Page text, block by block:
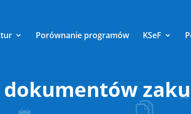
Porównanie programów KSeF
dokumentów